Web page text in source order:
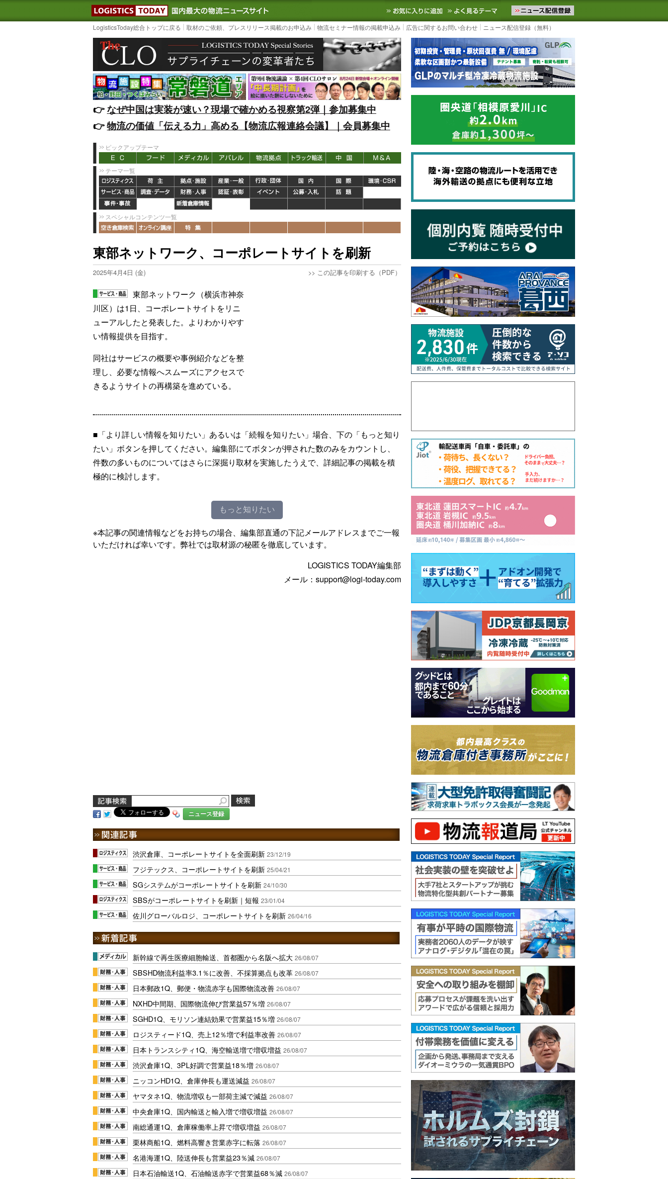
LOGISTICS TODAY｜国内最大の物流ニュースサイト3PL, SCMなど国内外の最新の物流ニュースをお届けします。物流ニュースメール配信を登録す
お気に入りに追加 よく見るテーマ
LogisticsToday総合トップに戻る 取材のご依頼、プレスリリース掲載のお申込み 物流セミナー情報の掲載申込み 広告に関するお問い合わせ ニュース配信登録（無料）
👉️なぜ中国は実装が速い？現場で確かめる視察第2弾｜参加募集中
👉️物流の価値「伝える力」高める【物流広報連絡会議】｜会員募集中
ピックアップテーマ
テーマ一覧
スペシャルコンテンツ一覧
東部ネットワーク、コーポレートサイトを刷新
2025年4月4日 (金) >> この記事を印刷する（PDF）
東部ネットワーク（横浜市神奈
川区）は1日、コーポレートサイトをリニ
ューアルしたと発表した。よりわかりやす
い情報提供を目指す。
同社はサービスの概要や事例紹介などを整
理し、必要な情報へスムーズにアクセスで
きるようサイトの再構築を進めている。
■「より詳しい情報を知りたい」あるいは「続報を知りたい」場合、下の「もっと知り
たい」ボタンを押してください。編集部にてボタンが押された数のみをカウントし、
件数の多いものについてはさらに深掘り取材を実施したうえで、詳細記事の掲載を積
極的に検討します。
もっと知りたい
※本記事の関連情報などをお持ちの場合、編集部直通の下記メールアドレスまでご一報
いただければ幸いです。弊社では取材源の秘匿を徹底しています。
LOGISTICS TODAY編集部
メール：support@logi-today.com
ニュース登録
渋沢倉庫、コーポレートサイトを全面刷新 23/12/19
フジテックス、コーポレートサイトを刷新 25/04/21
SGシステムがコーポレートサイトを刷新 24/10/30
SBSがコーポレートサイトを刷新｜短報 23/01/04
佐川グローバルロジ、コーポレートサイトを刷新 26/04/16
新幹線で再生医療細胞輸送、首都圏から名阪へ拡大 26/08/07
SBSHD物流利益率3.1％に改善、不採算拠点も改革 26/08/07
日本郵政1Q、郵便・物流赤字も国際物流改善 26/08/07
NXHD中間期、国際物流伸び営業益57％増 26/08/07
SGHD1Q、モリソン連結効果で営業益15％増 26/08/07
ロジスティード1Q、売上12％増で利益率改善 26/08/07
日本トランスシティ1Q、海空輸送増で増収増益 26/08/07
渋沢倉庫1Q、3PL好調で営業益18％増 26/08/07
ニッコンHD1Q、倉庫伸長も運送減益 26/08/07
ヤマタネ1Q、物流増収も一部荷主減で減益 26/08/07
中央倉庫1Q、国内輸送と輸入増で増収増益 26/08/07
南総通運1Q、倉庫稼働率上昇で増収増益 26/08/07
栗林商船1Q、燃料高響き営業赤字に転落 26/08/07
名港海運1Q、陸送伸長も営業益23％減 26/08/07
日本石油輸送1Q、石油輸送赤字で営業益68％減 26/08/07